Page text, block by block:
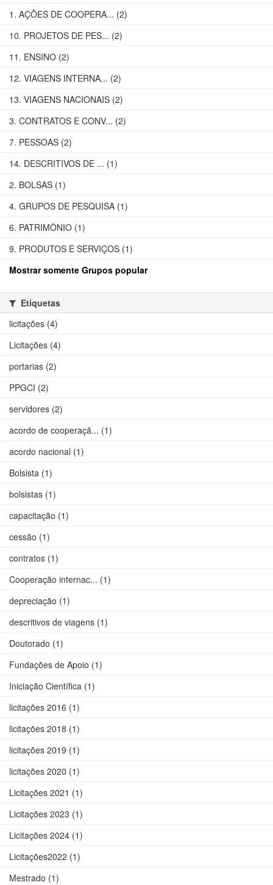
1. AÇÕES DE COOPERA... (2)
10. PROJETOS DE PES... (2)
11. ENSINO (2)
12. VIAGENS INTERNA... (2)
13. VIAGENS NACIONAIS (2)
3. CONTRATOS E CONV... (2)
7. PESSOAS (2)
14. DESCRITIVOS DE ... (1)
2. BOLSAS (1)
4. GRUPOS DE PESQUISA (1)
6. PATRIMÔNIO (1)
9. PRODUTOS E SERVIÇOS (1)
Mostrar somente Grupos popular
Etiquetas
licitações (4)
Licitações (4)
portarias (2)
PPGCI (2)
servidores (2)
acordo de cooperaçã... (1)
acordo nacional (1)
Bolsista (1)
bolsistas (1)
capacitação (1)
cessão (1)
contratos (1)
Cooperação internac... (1)
depreciação (1)
descritivos de viagens (1)
Doutorado (1)
Fundações de Apoio (1)
Iniciação Científica (1)
licitações 2016 (1)
licitações 2018 (1)
licitações 2019 (1)
licitações 2020 (1)
Licitações 2021 (1)
Licitações 2023 (1)
Licitações 2024 (1)
Licitações2022 (1)
Mestrado (1)